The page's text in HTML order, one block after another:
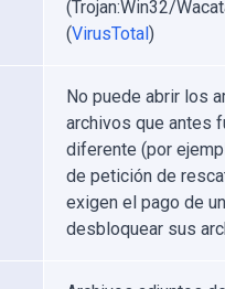
(Trojan:Win32/
(VirusTotal)
No puede abrir los
archivos que antes
diferente (por
de petición de
exigen el pago de
desbloquear sus